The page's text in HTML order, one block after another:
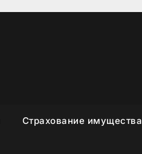
Страхование имущества